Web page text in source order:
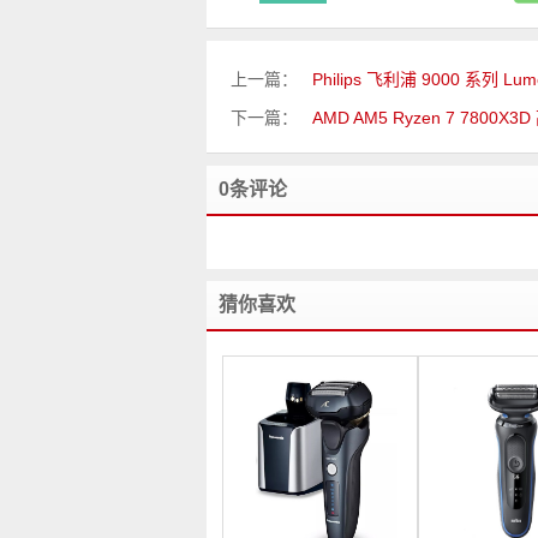
上一篇：
Philips 飞利浦 9000 系列
下一篇：
AMD AM5 Ryzen 7
0条评论
猜你喜欢